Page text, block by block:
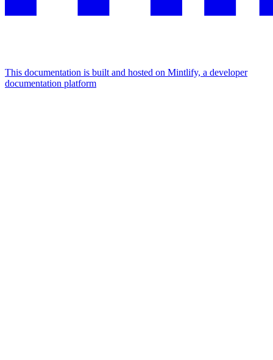
This documentation is built and hosted on Mintlify, a developer
documentation platform